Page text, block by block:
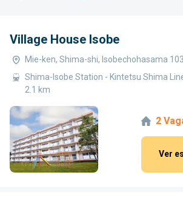
Village House Isobe
Mie-ken, Shima-shi, Isobechohasama
Shima-Isobe Station - Kintetsu Shima
2.1 km
2
Ver